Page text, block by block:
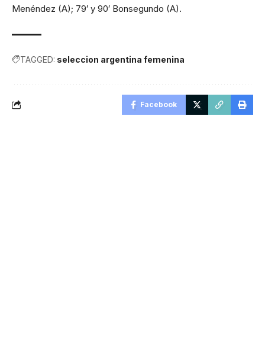
Menéndez (A); 79′ y 90′ Bonsegundo (A).
TAGGED: seleccion argentina femenina
Facebook